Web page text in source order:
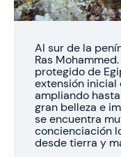
Al sur de la
Ras
protegido de
extensión inicial
ampliando
gran belleza e
se encuentra
concienciación
desde tierra y